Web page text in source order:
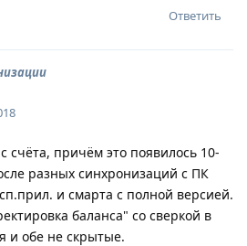
Ответить
счёта, причём это появилось 10-
разных синхронизаций с ПК
и смарта с полной версией.
баланса" со сверкой в
и обе не скрытые.